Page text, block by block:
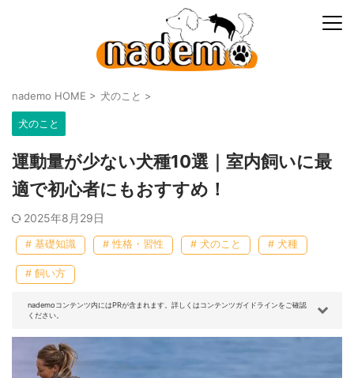
nademo HOME > 犬のこと >
犬のこと
運動量が少ない犬種10選｜室内飼いに最
適で初心者にもおすすめ！
2025年8月29日
# 基礎知識 # 性格・習性 # 犬のこと # 犬種
# 飼い方
nademoコンテンツ内にはPRが含まれます。詳しくはコンテンツガイドラインをご確認
ください。